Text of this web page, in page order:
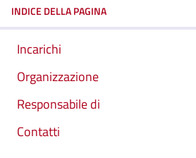
INDICE DELLA PAGINA
Incarichi
Organizzazione
Responsabile di
Contatti